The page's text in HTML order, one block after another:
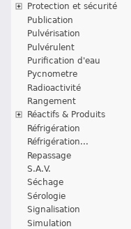
Protection et sécurité
Publication
Pulvérisation
Pulvérulent
Purification d'eau
Pycnometre
Radioactivité
Rangement
Réactifs & Produits
Réfrigération
Réfrigération...
Repassage
S.A.V.
Séchage
Sérologie
Signalisation
Simulation